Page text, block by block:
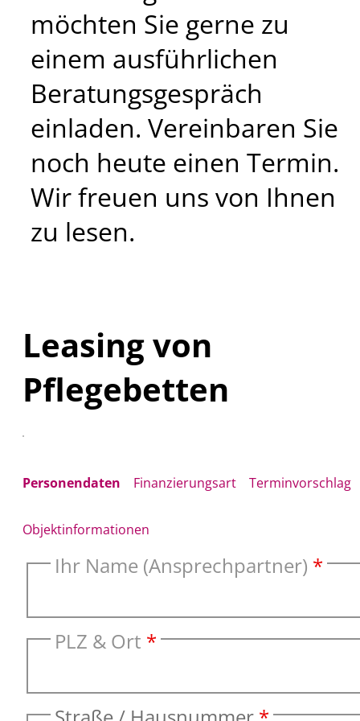
möchten Sie gerne zu
einem ausführlichen
Beratungsgespräch
einladen. Vereinbaren Sie
noch heute einen Termin.
Wir freuen uns von Ihnen
zu lesen.
Leasing von
Pflegebetten
Personendaten Finanzierungsart Terminvorschlag
Objektinformationen
Ihr Name (Ansprechpartner) *
PLZ & Ort *